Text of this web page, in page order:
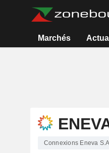
Marchés
Connexions Eneva